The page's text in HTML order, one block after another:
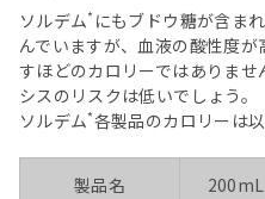
ソルデム* にもブドウ糖が含ま
んでいますが、血液の酸性度
すほどのカロリーではありませ
シスのリスクは低いでしょう。
ソルデム*各製品のカロリーは
製品名 200mL